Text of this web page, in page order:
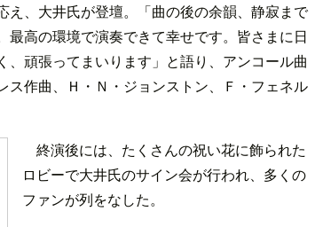
え、大井氏が登壇。「曲の後の余韻、静寂まで
最高の環境で演奏できて幸せです。皆さまに日
頑張ってまいります」と語り、アンコール曲
ス作曲、Ｈ・Ｎ・ジョンストン、Ｆ・フェネル
終演後には、たくさんの祝い花に飾られた
ロビーで大井氏のサイン会が行われ、多くの
ファンが列をなした。